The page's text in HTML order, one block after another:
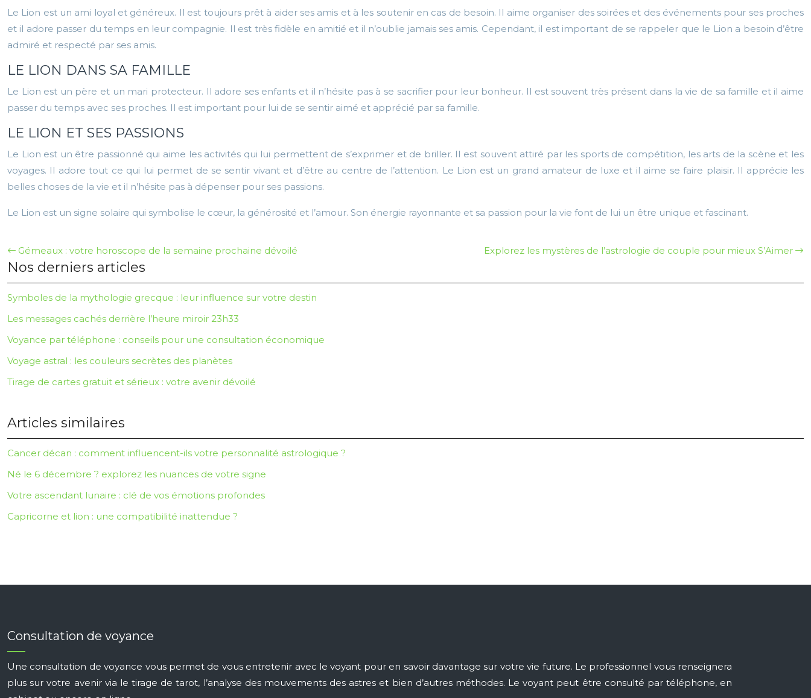
Le Lion est un ami loyal et généreux. Il est toujours prêt à aider ses amis et à les soutenir en cas de besoin. Il aime organiser des soirées et des événements pour ses proches
et il adore passer du temps en leur compagnie. Il est très fidèle en amitié et il n’oublie jamais ses amis. Cependant, il est important de se rappeler que le Lion a besoin d’être
admiré et respecté par ses amis.
LE LION DANS SA FAMILLE
Le Lion est un père et un mari protecteur. Il adore ses enfants et il n’hésite pas à se sacrifier pour leur bonheur. Il est souvent très présent dans la vie de sa famille et il aime
passer du temps avec ses proches. Il est important pour lui de se sentir aimé et apprécié par sa famille.
LE LION ET SES PASSIONS
Le Lion est un être passionné qui aime les activités qui lui permettent de s’exprimer et de briller. Il est souvent attiré par les sports de compétition, les arts de la scène et les
voyages. Il adore tout ce qui lui permet de se sentir vivant et d’être au centre de l’attention. Le Lion est un grand amateur de luxe et il aime se faire plaisir. Il apprécie les
belles choses de la vie et il n’hésite pas à dépenser pour ses passions.
Le Lion est un signe solaire qui symbolise le cœur, la générosité et l’amour. Son énergie rayonnante et sa passion pour la vie font de lui un être unique et fascinant.
Gémeaux : votre horoscope de la semaine prochaine dévoilé Explorez les mystères de l’astrologie de couple pour mieux S’Aimer
Nos derniers articles
Symboles de la mythologie grecque : leur influence sur votre destin
Les messages cachés derrière l’heure miroir 23h33
Voyance par téléphone : conseils pour une consultation économique
Voyage astral : les couleurs secrètes des planètes
Tirage de cartes gratuit et sérieux : votre avenir dévoilé
Articles similaires
Cancer décan : comment influencent-ils votre personnalité astrologique ?
Né le 6 décembre ? explorez les nuances de votre signe
Votre ascendant lunaire : clé de vos émotions profondes
Capricorne et lion : une compatibilité inattendue ?
Consultation de voyance
Une consultation de voyance vous permet de vous entretenir avec le voyant pour en savoir davantage sur votre vie future. Le professionnel vous renseignera
plus sur votre avenir via le tirage de tarot, l’analyse des mouvements des astres et bien d’autres méthodes. Le voyant peut être consulté par téléphone, en